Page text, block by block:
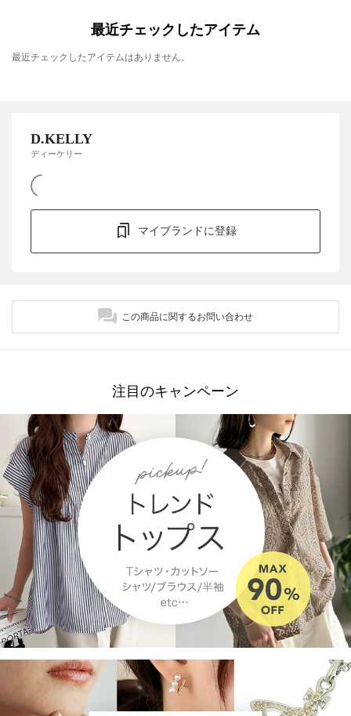
最近チェックしたアイテム
最近チェックしたアイテムはありません。
D.KELLY
ディーケリー
マイブランドに登録
この商品に関するお問い合わせ
注目のキャンペーン